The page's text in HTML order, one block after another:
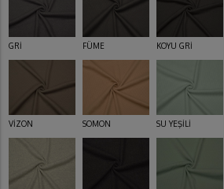
GRİ FÜME KOYU GRİ
VİZON SOMON SU YEŞİLİ